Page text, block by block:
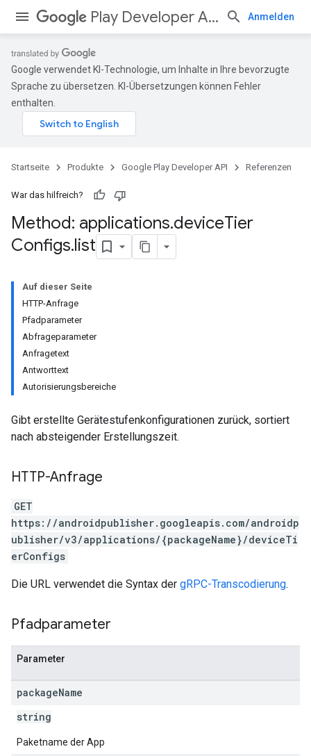
Play Developer API Anmelden
Google verwendet KI-Technologie, um Inhalte in Ihre bevorzugte
Sprache zu übersetzen. KI-Übersetzungen können Fehler
enthalten.
Startseite Produkte Google Play Developer API Referenzen
War das hilfreich?
Method: applications.deviceTier
Configs.list
Auf dieser Seite
HTTP-Anfrage
Pfadparameter
Abfrageparameter
Anfragetext
Antworttext
Autorisierungsbereiche
Gibt erstellte Gerätestufenkonfigurationen zurück, sortiert
nach absteigender Erstellungszeit.
HTTP-Anfrage
GET
https://androidpublisher.googleapis.com/androidp
ublisher/v3/applications/{packageName}/deviceTi
erConfigs
Die URL verwendet die Syntax der gRPC-Transcodierung.
Pfadparameter
Parameter
packageName
string
Paketname der App